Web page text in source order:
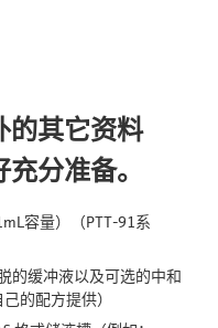
的其它资料
分准备。
容量）（PTT-91系
的缓冲液以及可选的中和
的配方提供）